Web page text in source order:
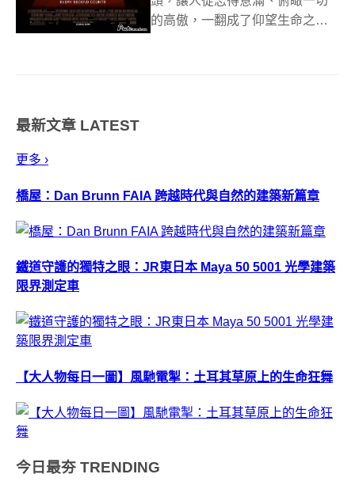
的高傲，一翻成了仰望生命之光
最新文章 LATEST
更多 ›
橋屋：Dan Brunn FAIA 跨越時代與自然的建築新篇章
鐵道守護的獨特之眼：JR東日本 Maya 50 5001 光學建築
限界測定車
【大人物每日一圖】風馳電掣：土耳其草原上的生命狂舞
今日最夯 TRENDING